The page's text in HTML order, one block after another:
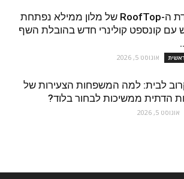
מסעדת ה-RoofTop של מלון ממילא נפתחת
עם קונספט קולינרי חדש בהובלת השף
אוגוסט 5, 2026
לבית: למה המשפחות הצעירות של
הדתית ממשיכות לבחור בלוד?
אוגוסט 5, 2026